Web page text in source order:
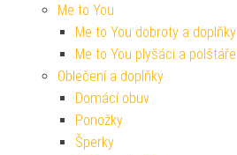
Me to You
Me to You dobroty a doplňky
Me to You plyšáci a polštáře
Oblečení a doplňky
Domácí obuv
Ponožky
Šperky